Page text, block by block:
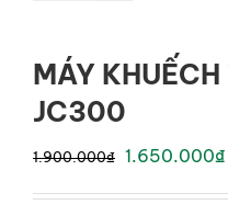
MÁY
JC300
1.900.000₫ Original
1.650.000₫